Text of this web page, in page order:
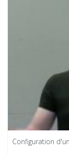
Configuration